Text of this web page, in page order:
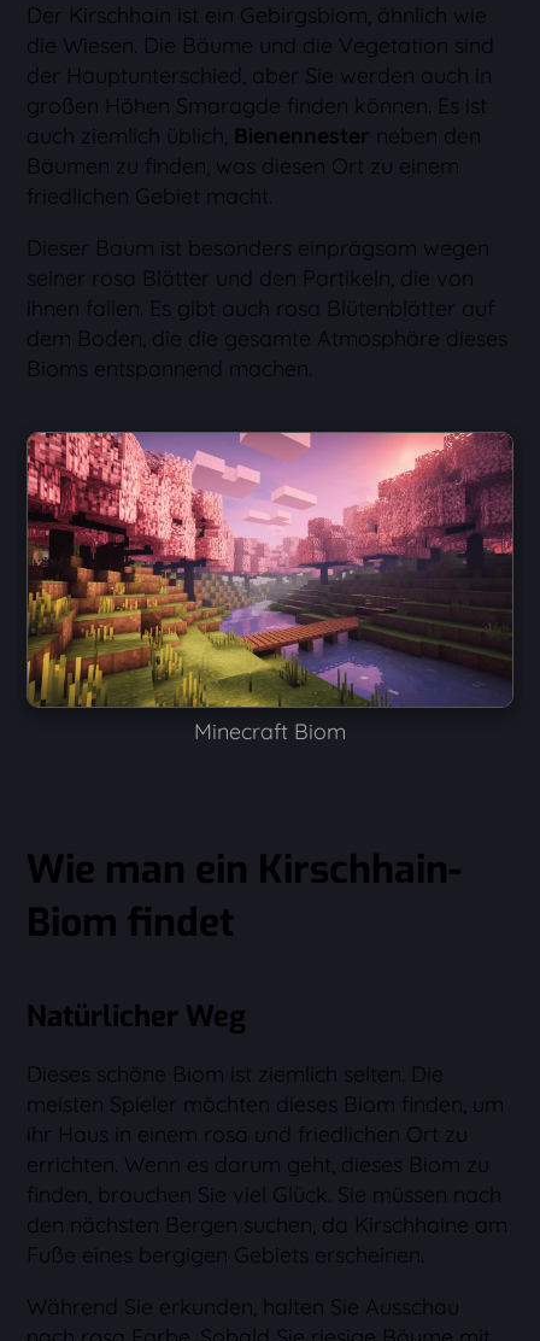
Der Kirschhain ist ein Gebirgsbiom, ähnlich wie
die Wiesen. Die Bäume und die Vegetation sind
der Hauptunterschied, aber Sie werden auch in
großen Höhen Smaragde finden können. Es ist
auch ziemlich üblich, Bienennester neben den
Bäumen zu finden, was diesen Ort zu einem
friedlichen Gebiet macht.
Dieser Baum ist besonders einprägsam wegen
seiner rosa Blätter und den Partikeln, die von
ihnen fallen. Es gibt auch rosa Blütenblätter auf
dem Boden, die die gesamte Atmosphäre dieses
Bioms entspannend machen.
Minecraft Biom
Wie man ein Kirschhain-
Biom findet
Natürlicher Weg
Dieses schöne Biom ist ziemlich selten. Die
meisten Spieler möchten dieses Biom finden, um
ihr Haus in einem rosa und friedlichen Ort zu
errichten. Wenn es darum geht, dieses Biom zu
finden, brauchen Sie viel Glück. Sie müssen nach
den nächsten Bergen suchen, da Kirschhaine am
Fuße eines bergigen Gebiets erscheinen.
Während Sie erkunden, halten Sie Ausschau